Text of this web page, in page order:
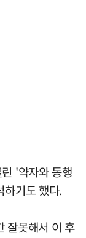
'약자와 동행
하기도 했다.
잘못해서 이 후